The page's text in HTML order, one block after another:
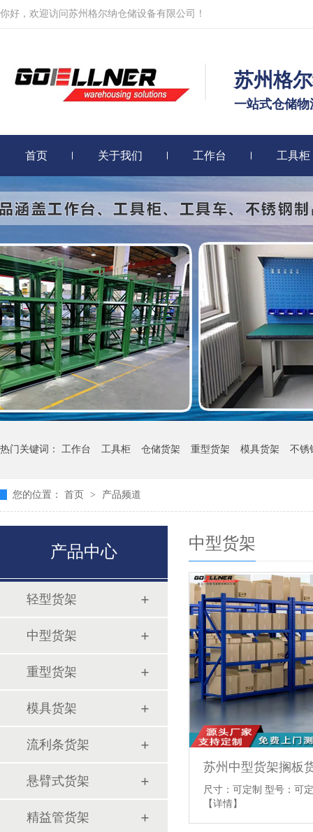
你好，欢迎访问苏州格尔纳仓储设备有限公司！
苏州格
一站式仓储
首页 关于我们 工作台 工具柜
热门关键词： 工作台 工具柜 仓储货架 重型货架 模具货架 不锈
您的位置： 首页 > 产品频道
产品中心
轻型货架
中型货架
重型货架
模具货架
流利条货架
悬臂式货架
精益管货架
中型货架
苏州中型货架搁板
尺寸：可定制 型号：可
【详情】